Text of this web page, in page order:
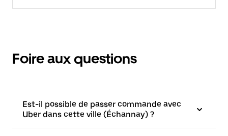
Foire aux questions
Est-il possible de passer commande avec
Uber dans cette ville (Échannay) ?